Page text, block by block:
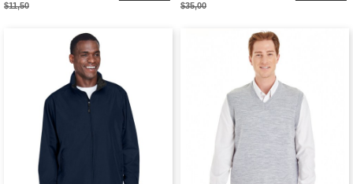
$11,50 $35,00